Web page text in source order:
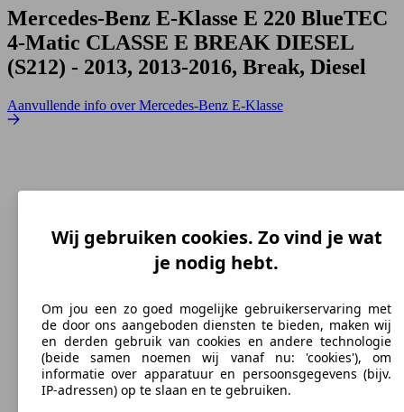
Mercedes-Benz E-Klasse E 220 BlueTEC
4-Matic CLASSE E BREAK DIESEL
(S212) - 2013, 2013-2016, Break, Diesel
Aanvullende info over Mercedes-Benz E-Klasse
Diesel
Brandstof
Wij gebruiken cookies. Zo vind je wat
je nodig hebt.
Om jou een zo goed mogelijke gebruikerservaring met
de door ons aangeboden diensten te bieden, maken wij
en derden gebruik van cookies en andere technologie
(beide samen noemen wij vanaf nu: 'cookies'), om
informatie over apparatuur en persoonsgegevens (bijv.
IP-adressen) op te slaan en te gebruiken.